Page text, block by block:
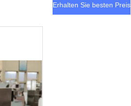
Erhalten Sie besten Preis